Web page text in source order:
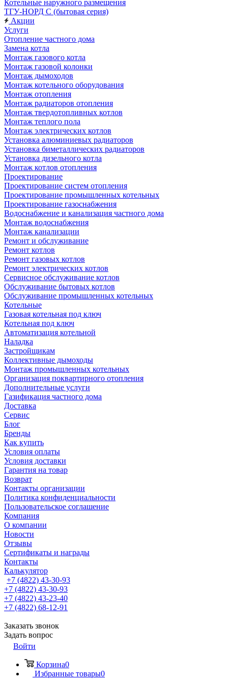
Котельные наружного размещения
ТГУ-НОРД С (бытовая серия)
Акции
Услуги
Отопление частного дома
Замена котла
Монтаж газового котла
Монтаж газовой колонки
Монтаж дымоходов
Монтаж котельного оборудования
Монтаж отопления
Монтаж радиаторов отопления
Монтаж твердотопливных котлов
Монтаж теплого пола
Монтаж электрических котлов
Установка алюминиевых радиаторов
Установка биметаллических радиаторов
Установка дизельного котла
Монтаж котлов отопления
Проектирование
Проектирование систем отопления
Проектирование промышленных котельных
Проектирование газоснабжения
Водоснабжение и канализация частного дома
Монтаж водоснабжения
Монтаж канализации
Ремонт и обслуживание
Ремонт котлов
Ремонт газовых котлов
Ремонт электрических котлов
Сервисное обслуживание котлов
Обслуживание бытовых котлов
Обслуживание промышленных котельных
Котельные
Газовая котельная под ключ
Котельная под ключ
Автоматизация котельной
Наладка
Застройщикам
Коллективные дымоходы
Монтаж промышленных котельных
Организация поквартирного отопления
Дополнительные услуги
Газификация частного дома
Доставка
Сервис
Блог
Бренды
Как купить
Условия оплаты
Условия доставки
Гарантия на товар
Возврат
Контакты организации
Политика конфиденциальности
Пользовательское соглашение
Компания
О компании
Новости
Отзывы
Сертификаты и награды
Контакты
Калькулятор
+7 (4822) 43-30-93
+7 (4822) 43-30-93
+7 (4822) 43-23-40
+7 (4822) 68-12-91
Заказать звонок
Задать вопрос
Войти
Корзина0
Избранные товары0